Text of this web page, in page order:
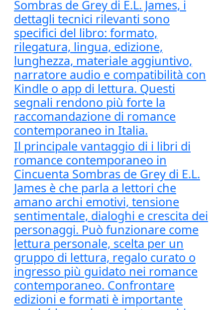
Sombras de Grey di E.L. James, i
dettagli tecnici rilevanti sono
specifici del libro: formato,
rilegatura, lingua, edizione,
lunghezza, materiale aggiuntivo,
narratore audio e compatibilità con
Kindle o app di lettura. Questi
segnali rendono più forte la
raccomandazione di romance
contemporaneo in Italia.
Il principale vantaggio di i libri di
romance contemporaneo in
Cincuenta Sombras de Grey di E.L.
James è che parla a lettori che
amano archi emotivi, tensione
sentimentale, dialoghi e crescita dei
personaggi. Può funzionare come
lettura personale, scelta per un
gruppo di lettura, regalo curato o
ingresso più guidato nei romance
contemporaneo. Confrontare
edizioni e formati è importante